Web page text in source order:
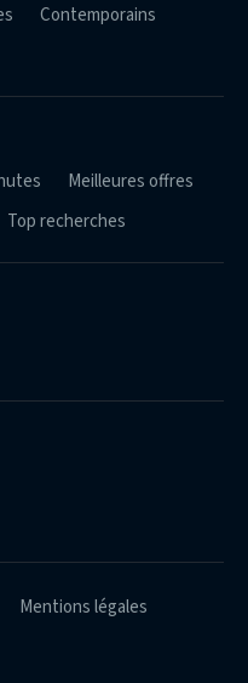
Contemporains
Meilleures offres
Top recherches
Mentions légales